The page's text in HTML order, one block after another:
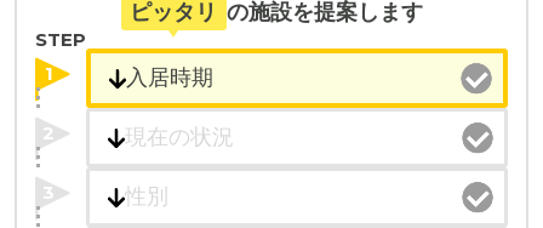
ピッタリ の施設を提案します
STEP
1
2
3